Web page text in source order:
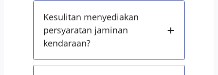
Kesulitan menyediakan
persyaratan jaminan
kendaraan?